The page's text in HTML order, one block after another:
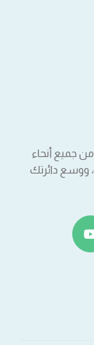
جميع أنحاء
ووسع دائرتك